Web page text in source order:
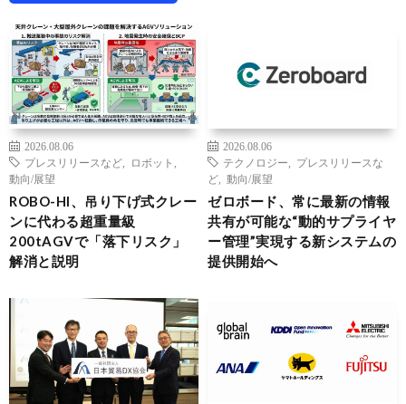
2026.08.06
プレスリリースなど
ロボット
動向/展望
ROBO-HI、吊り下げ式クレー
ンに代わる超重量級
200tAGVで「落下リスク」
解消と説明
2026.08.06
テクノロジー
プレスリリースな
ど
動向/展望
ゼロボード、常に最新の情報
共有が可能な“動的サプライヤ
ー管理”実現する新システムの
提供開始へ